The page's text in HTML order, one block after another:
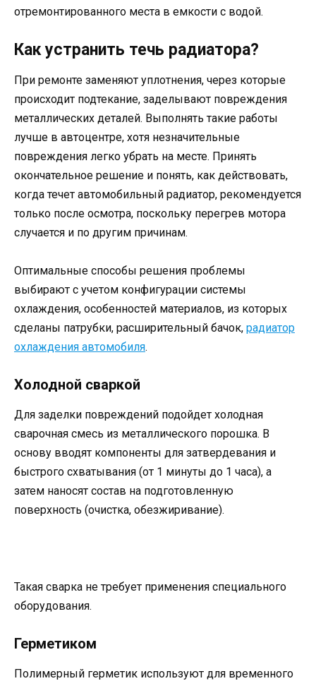
отремонтированного места в емкости с водой.
Как устранить течь радиатора?
При ремонте заменяют уплотнения, через которые
происходит подтекание, заделывают повреждения
металлических деталей. Выполнять такие работы
лучше в автоцентре, хотя незначительные
повреждения легко убрать на месте. Принять
окончательное решение и понять, как действовать,
когда течет автомобильный радиатор, рекомендуется
только после осмотра, поскольку перегрев мотора
случается и по другим причинам.
Оптимальные способы решения проблемы
выбирают с учетом конфигурации системы
охлаждения, особенностей материалов, из которых
сделаны патрубки, расширительный бачок, радиатор
охлаждения автомобиля.
Холодной сваркой
Для заделки повреждений подойдет холодная
сварочная смесь из металлического порошка. В
основу вводят компоненты для затвердевания и
быстрого схватывания (от 1 минуты до 1 часа), а
затем наносят состав на подготовленную
поверхность (очистка, обезжиривание).
Такая сварка не требует применения специального
оборудования.
Герметиком
Полимерный герметик используют для временного